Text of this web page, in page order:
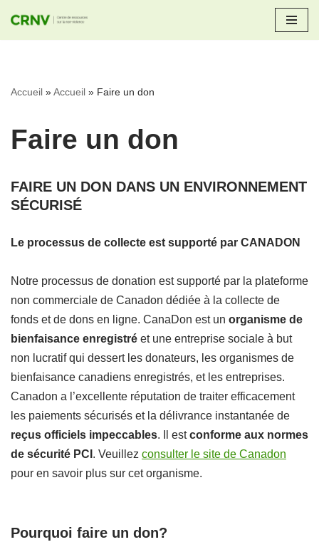
Aller
Accueil »Accueil » Faire un don
Faire un don
FAIRE UN DON DANS UN ENVIRONNEMENT
SÉCURISÉ
Le processus de collecte est supporté par CANADON
Notre processus de donation est supporté par la plateforme
non commerciale de Canadon dédiée à la collecte de
fonds et de dons en ligne. CanaDon est un organisme de
bienfaisance enregistré et une entreprise sociale à but
non lucratif qui dessert les donateurs, les organismes de
bienfaisance canadiens enregistrés, et les entreprises.
Canadon a l’excellente réputation de traiter efficacement
les paiements sécurisés et la délivrance instantanée de
reçus officiels impeccables. Il estconforme aux normes
de sécurité PCI . Veuillez consulter le site de Canadon
pour en savoir plus sur cet organisme.
Pourquoi faire un don?